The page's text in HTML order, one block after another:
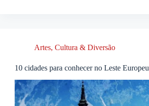
Artes, Cultura & Diversão
10 cidades para conhecer no Leste Europeu